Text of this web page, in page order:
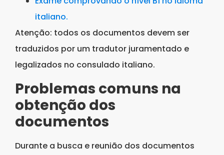
italiano.
Atenção: todos os documentos devem ser
traduzidos por um tradutor juramentado e
legalizados no consulado italiano.
Problemas comuns na
obtenção dos
documentos
Durante a busca e reunião dos documentos